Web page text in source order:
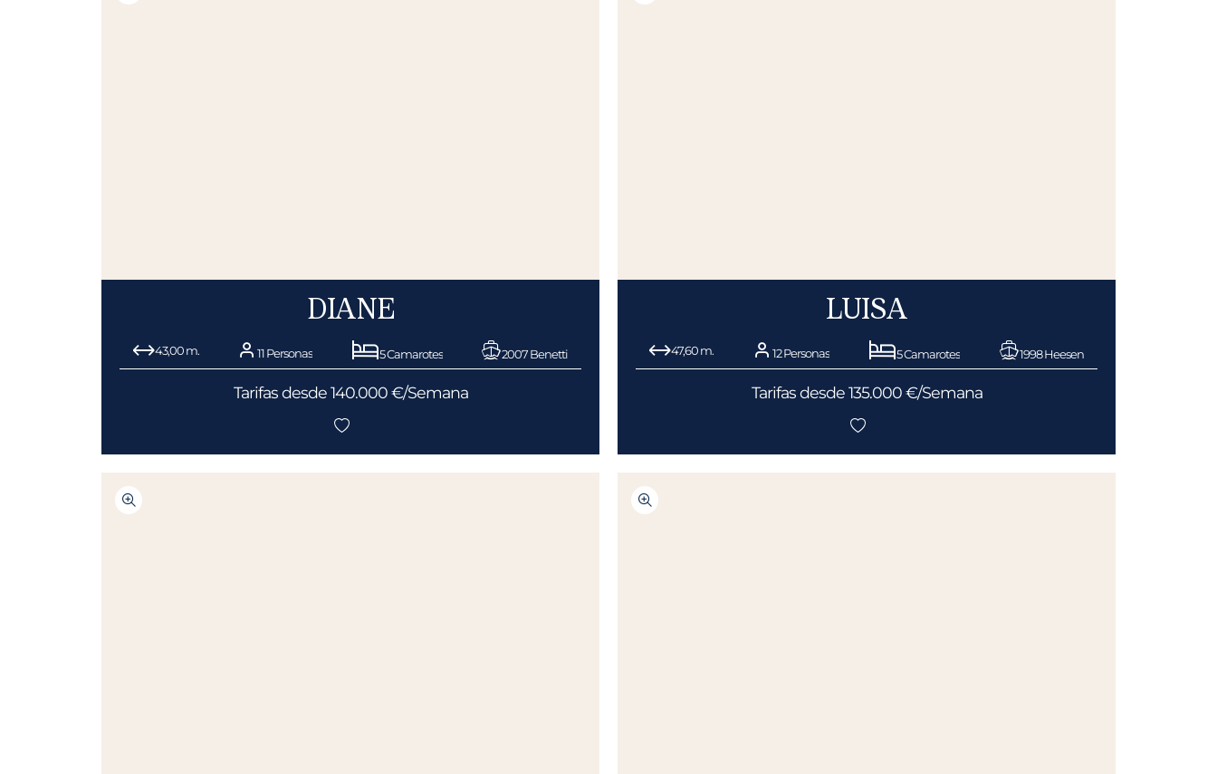
DIANE
43,00 m. 11 Personas 5 Camarotes 2007 Benetti
Tarifas desde 140.000 €/Semana
LUISA
47,60 m. 12 Personas 5 Camarotes 1998 Heesen
Tarifas desde 135.000 €/Semana